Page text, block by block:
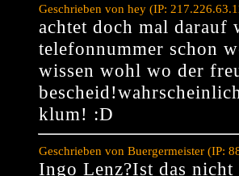
Geschrieben von hey (IP:
achtet doch mal darauf
telefonnummer schon
wissen wohl wo der
klum! :D
Geschrieben von Buergermeister (IP:
Ingo Lenz?Ist das